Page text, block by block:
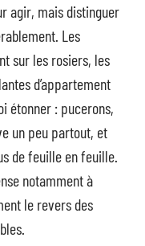
agir, mais distinguer
Les
sur les rosiers, les
d’appartement
étonner : pucerons,
un peu partout, et
de feuille en feuille.
notamment à
le revers des